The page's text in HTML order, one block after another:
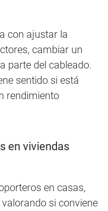
con ajustar la
cambiar un
parte del cableado.
sentido si está
rendimiento
en viviendas
en casas,
si conviene